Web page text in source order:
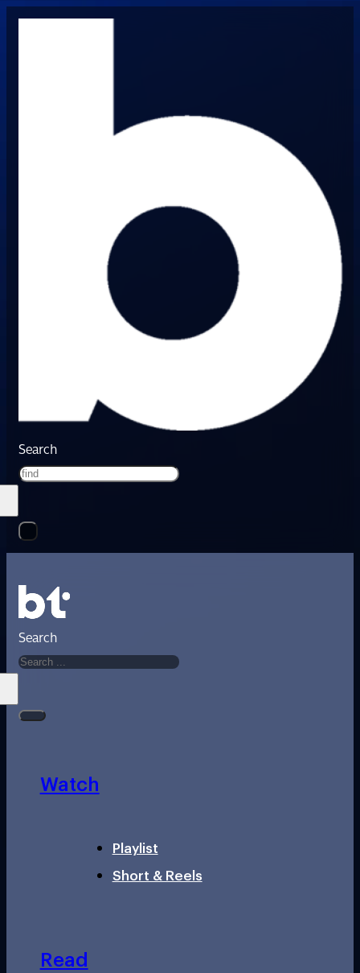
Search
Search
Watch
Playlist
Short & Reels
Read